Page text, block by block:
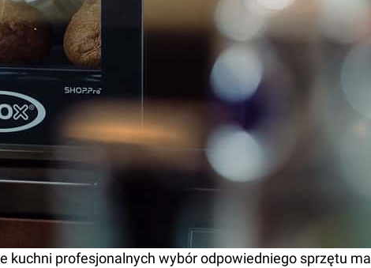
kuchni profesjonalnych wybór odpowiedniego sprzętu ma